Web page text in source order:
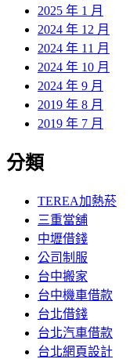
2025 年 1 月
2024 年 12 月
2024 年 11 月
2024 年 10 月
2024 年 9 月
2019 年 8 月
2019 年 7 月
分類
TEREA加熱菸
三重當舖
中壢借錢
公司制服
台中搬家
台中機車借款
台北借錢
台北汽車借款
台北網頁設計